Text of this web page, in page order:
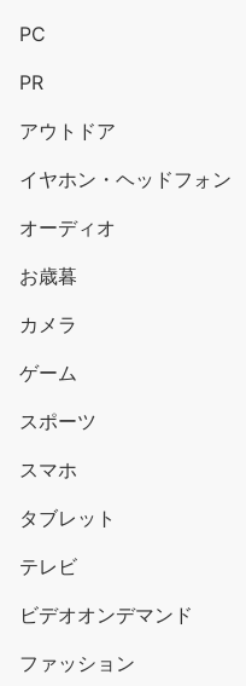
PC
PR
アウトドア
イヤホン・ヘッドフォン
オーディオ
お歳暮
カメラ
ゲーム
スポーツ
スマホ
タブレット
テレビ
ビデオオンデマンド
ファッション